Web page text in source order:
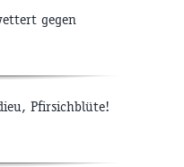
gegen
Pfirsichblüte!